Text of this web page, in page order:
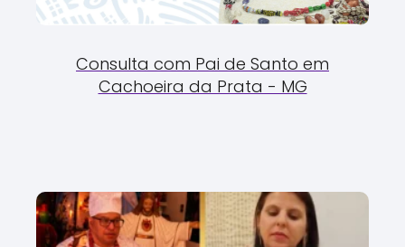
Consulta com Pai de Santo em
Cachoeira da Prata - MG